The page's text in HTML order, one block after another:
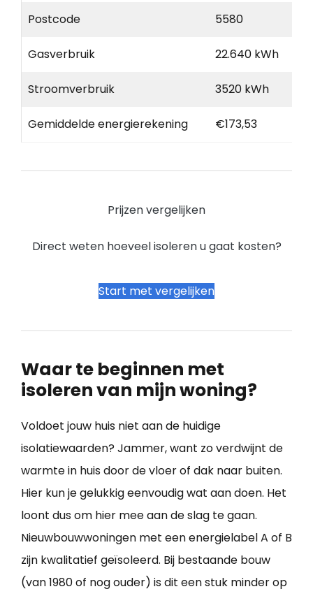
Postcode 5580
Gasverbruik 22.640 kWh
Stroomverbruik 3520 kWh
Gemiddelde energierekening €173,53
Prijzen vergelijken
Direct weten hoeveel isoleren u gaat kosten?
Start met vergelijken
Waar te beginnen met
isoleren van mijn woning?
Voldoet jouw huis niet aan de huidige
isolatiewaarden? Jammer, want zo verdwijnt de
warmte in huis door de vloer of dak naar buiten.
Hier kun je gelukkig eenvoudig wat aan doen. Het
loont dus om hier mee aan de slag te gaan.
Nieuwbouwwoningen met een energielabel A of B
zijn kwalitatief geïsoleerd. Bij bestaande bouw
(van 1980 of nog ouder) is dit een stuk minder op